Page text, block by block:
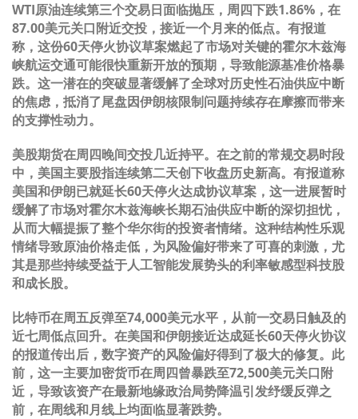
WTI原油连续第三个交易日面临抛压，周四下跌1.86%，在
87.00美元关口附近交投，接近一个月来的低点。有报道
称，这份60天停火协议草案燃起了市场对关键的霍尔木兹海
峡航运交通可能很快重新开放的预期，导致能源基准价格暴
跌。这一潜在的突破显著缓解了全球对历史性石油供应中断
的焦虑，抵消了尾盘因伊朗核限制问题持续存在摩擦而带来
的支撑性动力。
美股期货在周四晚间交投几近持平。在之前的常规交易时段
中，美国主要股指连续第二天创下收盘历史新高。有报道称
美国和伊朗已就延长60天停火达成协议草案，这一进展暂时
缓解了市场对霍尔木兹海峡长期石油供应中断的深切担忧，
从而大幅提振了整个华尔街的投资者情绪。这种结构性乐观
情绪导致原油价格走低，为风险偏好带来了可喜的刺激，尤
其是那些持续受益于人工智能发展势头的利率敏感型科技股
和成长股。
比特币在周五反弹至74,000美元水平，从前一交易日触及的
近七周低点回升。在美国和伊朗接近达成延长60天停火协议
的报道传出后，数字资产的风险偏好得到了极大的修复。此
前，这一主要加密货币在周四曾暴跌至72,500美元关口附
近，导致该资产在最新地缘政治局势降温引发纾缓反弹之
前，在周线和月线上均面临显著跌势。